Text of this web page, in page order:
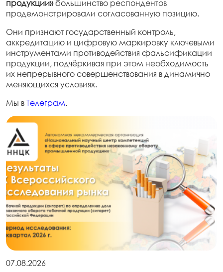
продукции»большинство респондентов
продемонстрировали согласованную позицию.
Они признают государственный контроль,
аккредитацию и цифровую маркировку ключевыми
инструментами противодействия фальсификации
продукции, подчёркивая при этом необходимость
их непрерывного совершенствования в динамично
меняющихся условиях.
Мы вТелеграм.
07.08.2026